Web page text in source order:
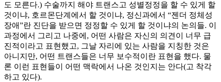
도 모른다.) 수술까지 해야 트랜스고 성별정정을 할 수 있게 할
것이냐, 호르몬단계에서 할 것이냐, 정신과에서 “젠더 정체성
장애”란 진단을 받으면 정정할 수 있게 할 것이냐의 논의들. 이
과정에서 그리고 나중에, 어떤 사람은 자신의 의견이 너무 급
진적이라고 표현했고, 그날 자리에 있는 사람을 지칭한 것은
아니지만, 어떤 트랜스들은 너무 보수적이란 표현을 했다. 물
론 이런 표현들이 어떤 맥락에서 나온 것인지는 안다(고 착각
하고 있다).